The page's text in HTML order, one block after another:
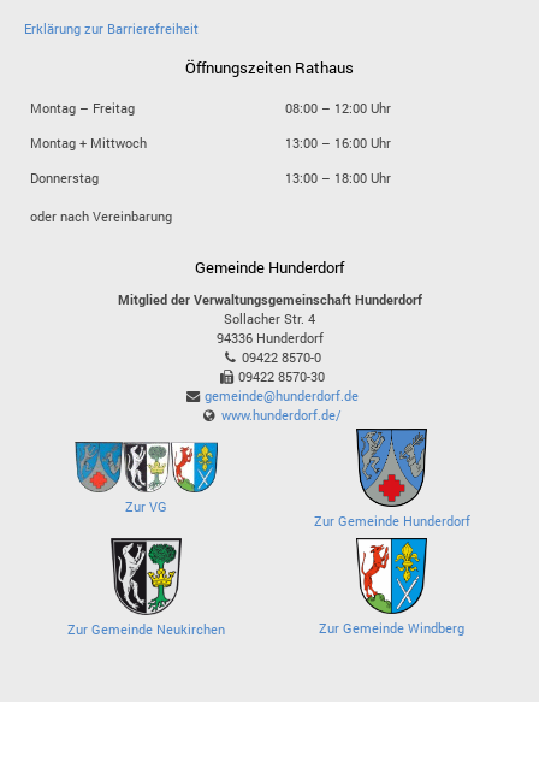
Erklärung zur Barrierefreiheit
Öffnungszeiten Rathaus
Montag – Freitag
08:00 – 12:00 Uhr
Montag + Mittwoch
13:00 – 16:00 Uhr
Donnerstag
13:00 – 18:00 Uhr
oder nach Vereinbarung
Gemeinde Hunderdorf
Mitglied der Verwaltungsgemeinschaft Hunderdorf
Sollacher Str. 4
94336 Hunderdorf
09422 8570-0
09422 8570-30
gemeinde@hunderdorf.de
www.hunderdorf.de/
Zur VG
Zur Gemeinde Hunderdorf
Zur Gemeinde Neukirchen Zur Gemeinde Windberg